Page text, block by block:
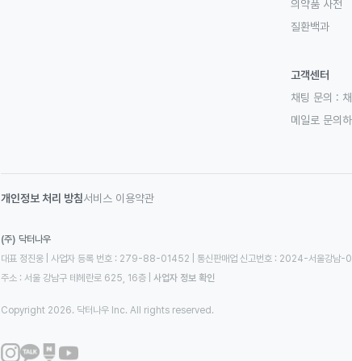
의약품 사전
질환백과
고객센터
채팅 문의 :
메일로 문의하
개인정보 처리 방침서비스 이용약관
(주) 닥터나우
대표 정진웅 | 사업자 등록 번호 : 279-88-01452 | 통신판매업 신고번호 : 2024-서울강남
주소 : 서울 강남구 테헤란로 625, 16층
사업자 정보 확인
Copyright 2026. 닥터나우 Inc. All rights reserved.